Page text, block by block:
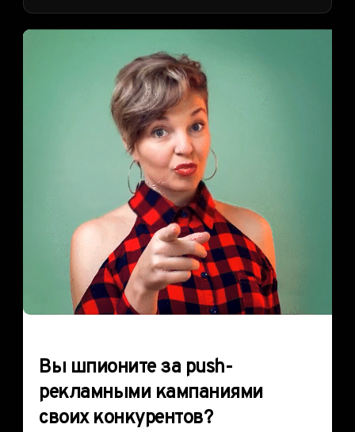
Вы шпионите за push-
рекламными кампаниями
своих конкурентов?